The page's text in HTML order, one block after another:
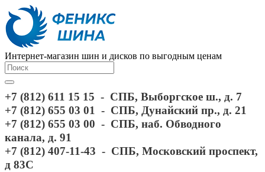
Интернет-магазин шин и дисков по выгодным ценам
+7 (812) 611 15 15 - СПБ, Выборгское ш., д. 7
+7 (812) 655 03 01 - СПБ, Дунайский пр., д. 21
+7 (812) 655 03 00 - СПБ, наб. Обводного
канала, д. 91
+7 (812) 407-11-43 - СПБ, Московский проспект,
д 83С